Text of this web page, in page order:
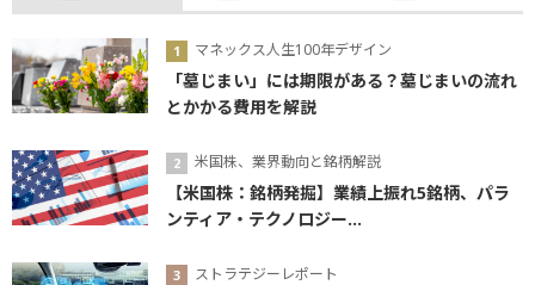
マネックス人生100年デザイン
「墓じまい」には期限がある？墓じまいの流れ
とかかる費用を解説
米国株、業界動向と銘柄解説
【米国株：銘柄発掘】業績上振れ5銘柄、パラ
ンティア・テクノロジー...
ストラテジーレポート